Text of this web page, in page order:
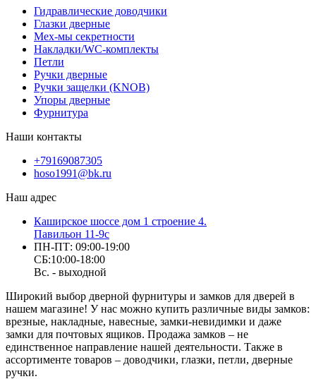
Гидравлические доводчики
Глазки дверные
Мех-мы секретности
Накладки/WC-комплекты
Петли
Ручки дверные
Ручки защелки (KNOB)
Упоры дверные
Фурнитура
Наши контакты
+79169087305
hoso1991@bk.ru
Наш адрес
Каширское шоссе дом 1 строение 4.
Павильон 11-9с
ПН-ПТ: 09:00-19:00
СБ:10:00-18:00
Вс. - выходной
Широкий выбор дверной фурнитуры и замков для дверей в
нашем магазине! У нас можно купить различные виды замков:
врезные, накладные, навесные, замки-невидимки и даже
замки для почтовых ящиков. Продажа замков – не
единственное направление нашей деятельности. Также в
ассортименте товаров – доводчики, глазки, петли, дверные
ручки.